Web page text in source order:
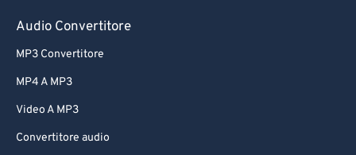
Audio Convertitore
MP3 Convertitore
MP4 A MP3
Video A MP3
Convertitore audio